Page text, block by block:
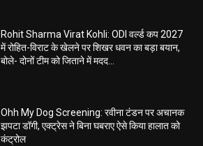
Rohit Sharma Virat Kohli: ODI वर्ल्ड कप 2027
में रोहित-विराट के खेलने पर शिखर धवन का बड़ा बयान,
बोले- दोनों टीम को जिताने में मदद...
Ohh My Dog Screening: रवीना टंडन पर अचानक
झपटा डॉगी, एक्ट्रेस ने बिना घबराए ऐसे किया हालात को
कंट्रोल